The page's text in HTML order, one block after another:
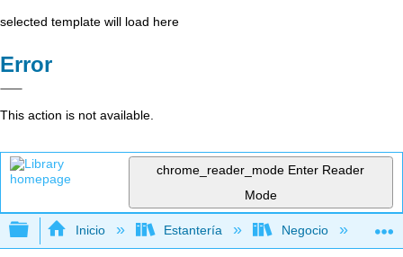
selected template will load here
Error
This action is not available.
chrome_reader_mode Enter Reader
Mode
Expandir/contraer jerarquía global
Inicio Estantería Negocio